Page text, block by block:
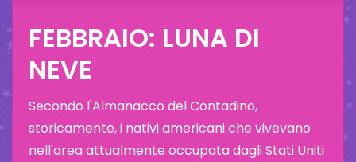
FEBBRAIO: LUNA DI
NEVE
Secondo l'Almanacco del Contadino,
storicamente, i nativi americani che vivevano
nell'area attualmente occupata dagli Stati Uniti